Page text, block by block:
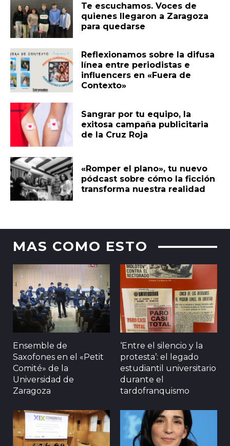
Te escuchamos. Voces de
quienes llegaron a Zaragoza
para quedarse
Reflexionamos sobre la difusa
línea entre periodistas e
influencers en «Fuera de
Contexto»
Sangrar por tu equipo, la
exitosa campaña publicitaria
de la Cruz Roja
«Romper el plano», tu nuevo
pódcast sobre cómo la ficción
transforma nuestra realidad
MAS COMO ESTO
Ensemble de
Saxofones en el «Petit
Comité» de la
Universidad de
Zaragoza
‘Entre el silencio y la
protesta’: el legado
estudiantil universitario
durante el
tardofranquismo